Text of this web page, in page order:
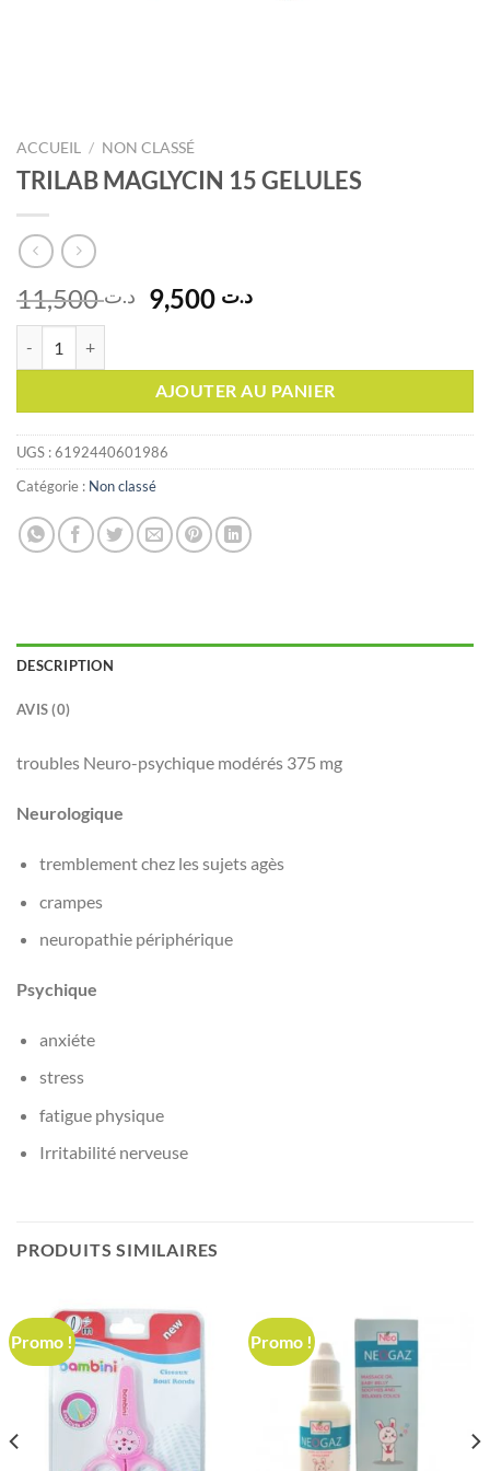
ACCUEIL / NON CLASSÉ
TRILAB MAGLYCIN 15 GELULES
د.ت11,500
Le
prix
était :
د.ت 11,500.
د.تLe
est :
AJOUTER AU PANIER
UGS :6192440601986
Catégorie : Non classé
DESCRIPTION
AVIS (0)
troubles Neuro-psychique modérés 375 mg
Neurologique
tremblement chez les sujets agès
crampes
neuropathie périphérique
Psychique
anxiéte
stress
fatigue physique
Irritabilité nerveuse
PRODUITS SIMILAIRES
Promo ! Promo !